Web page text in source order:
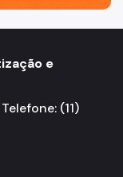
e
(11)